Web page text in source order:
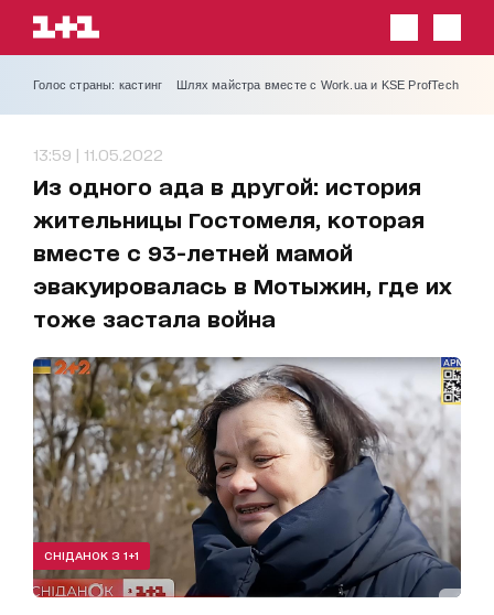
Голос страны: кастинг Шлях майстра вместе с Work.ua и KSE ProfTech
13:59 | 11.05.2022
Из одного ада в другой: история
жительницы Гостомеля, которая
вместе с 93-летней мамой
эвакуировалась в Мотыжин, где их
тоже застала война
СНІДАНОК З 1+1